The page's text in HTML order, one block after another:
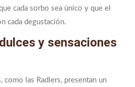
cada sorbo sea único y que el
cada degustación.
y sensaciones
como las Radlers, presentan un